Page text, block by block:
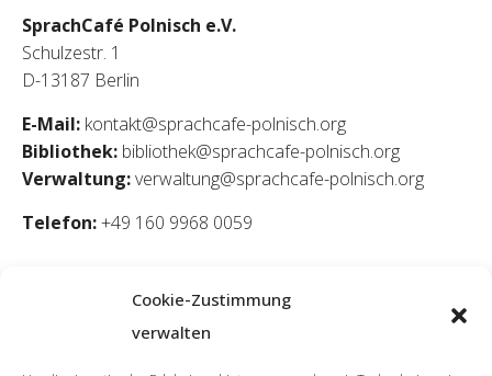
Cookie-Zustimmung
verwalten
SprachCafé Polnisch e.V.
Schulzestr. 1
D-13187 Berlin
E-Mail: kontakt@sprachcafe-polnisch.org
Bibliothek: bibliothek@sprachcafe-polnisch.org
Verwaltung:verwaltung@sprachcafe-polnisch.org
Telefon:+49 160 9968 0059